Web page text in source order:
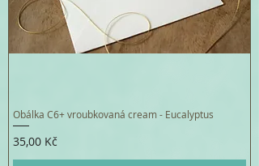
Obálka C6+ vroubkovaná cream - Eucalyptus
Cena
35,00 Kč